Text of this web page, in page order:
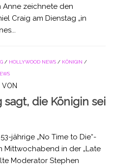
Anne zeichnete den
Craig am Dienstag „in
/ HOLLYWOOD NEWS / KÖNIGIN /
VON
sagt, die Königin sei
jährige „No Time to Die“-
Mittwochabend in der „Late
Moderator Stephen